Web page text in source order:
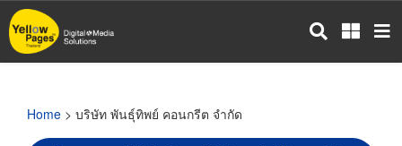
Skip
to
main
Home > บริษัท พันธุ์ทิพย์ คอนกรีต จำกัด